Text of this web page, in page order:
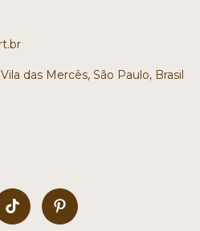
das Mercês, São Paulo, Brasil